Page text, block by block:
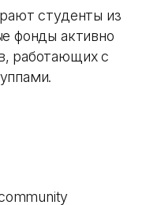
студенты из
фонды активно
работающих с